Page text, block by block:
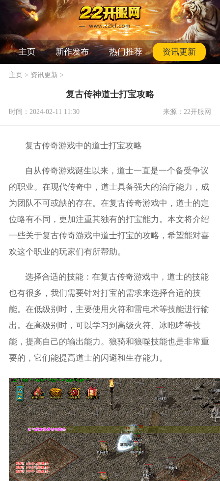
主页 新作发布 热门推荐 资讯更新
主页> 资讯更新>
复古传神道士打宝攻略
时间：2024-02-11 11:30 来源：22开服网
复古传奇游戏中的道士打宝攻略
自从传奇游戏诞生以来，道士一直是一个备受争议
的职业。在现代传奇中，道士具备强大的治疗能力，成
为团队不可或缺的存在。在复古传奇游戏中，道士的定
位略有不同，更加注重其独有的打宝能力。本文将介绍
一些关于复古传奇游戏中道士打宝的攻略，希望能对喜
欢这个职业的玩家们有所帮助。
选择合适的技能：在复古传奇游戏中，道士的技能
也有很多，我们需要针对打宝的需求来选择合适的技
能。在低级别时，主要使用火符和雷电术等技能进行输
出。在高级别时，可以学习到高级火符、冰咆哮等技
能，提高自己的输出能力。狼骑和狼噬技能也是非常重
要的，它们能提高道士的闪避和生存能力。